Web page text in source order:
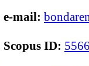
e-mail:
Scopus ID: